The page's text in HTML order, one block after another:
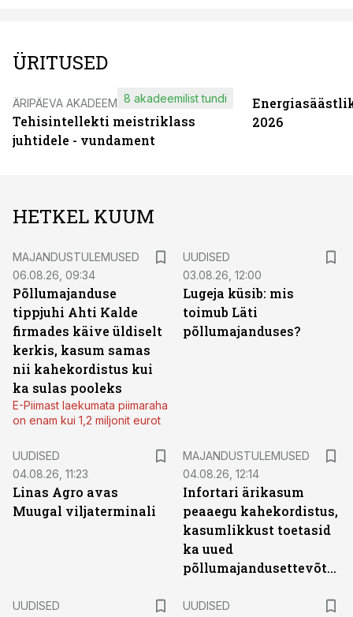
ÜRITUSED
ÄRIPÄEVA AKADEEMIA
Tehisintellekti meistriklass
juhtidele - vundament
8 akadeemilist tundi
2026
HETKEL KUUM
MAJANDUSTULEMUSED
06.08.26, 09:34
Põllumajanduse
tippjuhi Ahti Kalde
firmades käive üldiselt
kerkis, kasum samas
nii kahekordistus kui
ka sulas pooleks
E-Piimast laekumata piimaraha
on enam kui 1,2 miljonit eurot
UUDISED
03.08.26, 12:00
Lugeja küsib: mis
toimub Läti
põllumajanduses?
UUDISED
04.08.26, 11:23
Linas Agro avas
Muugal viljaterminali
MAJANDUSTULEMUSED
04.08.26, 12:14
Infortari ärikasum
peaaegu kahekordistus,
kasumlikkust toetasid
ka uued
põllumajandusettevõtted
UUDISED
UUDISED